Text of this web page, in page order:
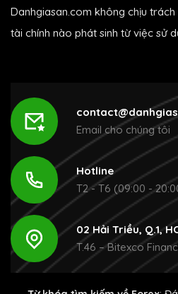
Danhgiasan.com không chịu
tài chính nào phát sinh từ việc sử
Email cho chúng tôi
Hotline
T2 - T6 (09:00 -
02 Hải Triều, Q.1,
T.46 – Bitexco